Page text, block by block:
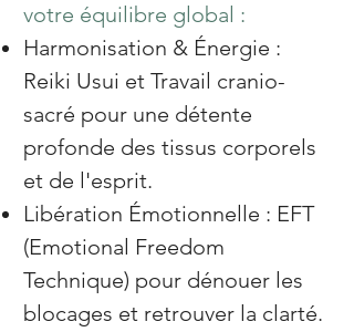
votre équilibre global :
Harmonisation & Énergie :
Reiki Usui et Travail cranio-
sacré pour une détente
profonde des tissus corporels
et de l'esprit.
Libération Émotionnelle : EFT
(Emotional Freedom
Technique) pour dénouer les
blocages et retrouver la clarté.